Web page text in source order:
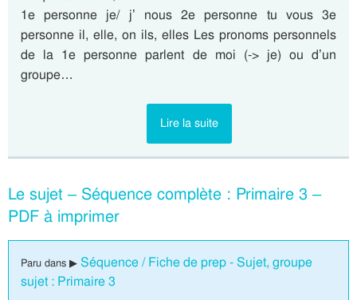
1e personne je/ j’ nous 2e personne tu vous 3e
personne il, elle, on ils, elles Les pronoms personnels
de la 1e personne parlent de moi (-> je) ou d’un
groupe…
Lire la suite
Le sujet – Séquence complète : Primaire 3 –
PDF à imprimer
Paru dans ▶ Séquence / Fiche de prep - Sujet, groupe
sujet : Primaire 3